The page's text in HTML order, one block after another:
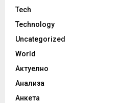
Tech
Technology
Uncategorized
World
Актуелно
Анализа
Анкета